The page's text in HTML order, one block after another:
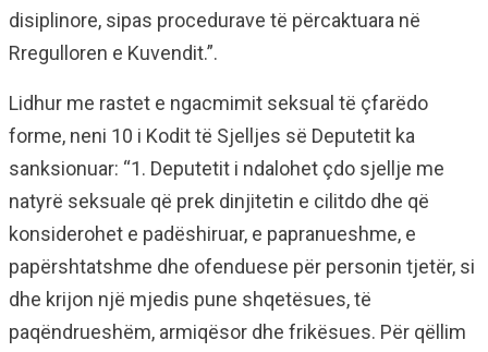
disiplinore, sipas procedurave të përcaktuara në
Rregulloren e Kuvendit.”.
Lidhur me rastet e ngacmimit seksual të çfarëdo
forme, neni 10 i Kodit të Sjelljes së Deputetit ka
sanksionuar: “1. Deputetit i ndalohet çdo sjellje me
natyrë seksuale që prek dinjitetin e cilitdo dhe që
konsiderohet e padëshiruar, e papranueshme, e
papërshtatshme dhe ofenduese për personin tjetër, si
dhe krijon një mjedis pune shqetësues, të
paqëndrueshëm, armiqësor dhe frikësues. Për qëllim